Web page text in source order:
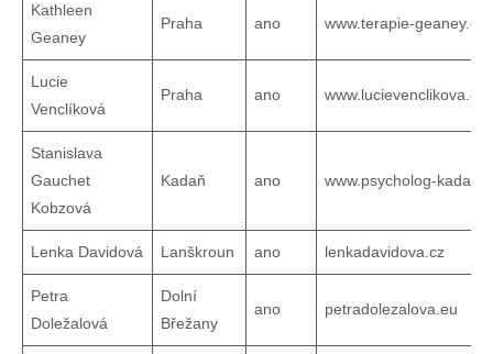
Kathleen
Geaney
Praha ano www.terapie-geaney.cz
Lucie
Venclíková
Praha ano www.lucievenclikova.cz
Stanislava
Gauchet
Kobzová
Kadaň ano www.psycholog-
Lenka Davidová Lanškroun ano lenkadavidova.cz
Petra
Doležalová
Dolní
Břežany
ano petradolezalova.eu